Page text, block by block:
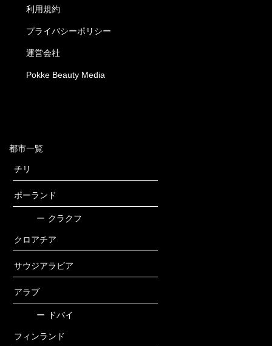
利用規約
プライバシーポリシー
運営会社
Pokke Beauty Media
都市一覧
チリ
ポーランド
ー クラクフ
クロアチア
サウジアラビア
アラブ
ー ドバイ
フィンランド